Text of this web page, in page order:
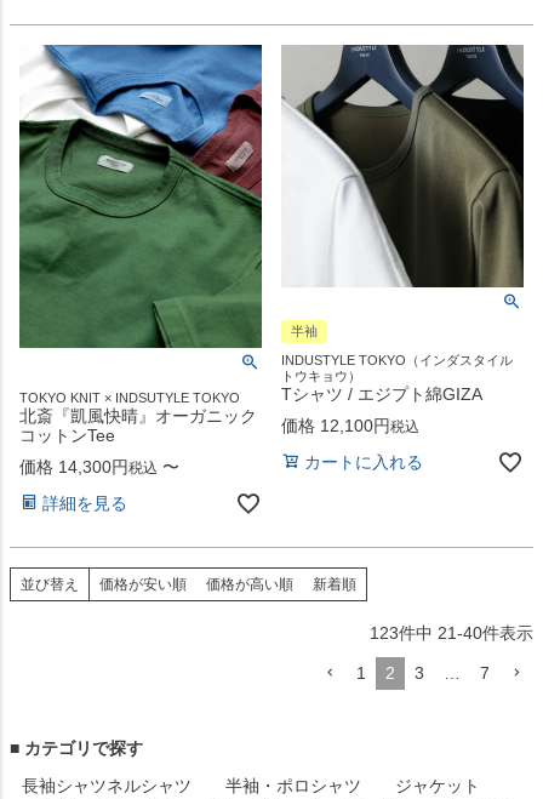
TOKYO KNIT × INDSUTYLE TOKYO
北斎『凱風快晴』オーガニック
コットンTee
価格 14,300 税込 〜
詳細を見る
半袖
INDUSTYLE TOKYO（インダスタイル
トウキョウ）
Tシャツ / エジプト綿GIZA
価格 12,100 税込
カートに入れる
並び替え 価格が安い順 価格が高い順 新着順
123件中 21-40件表示
1 2 3 7
■ カテゴリで探す
長袖シャツネルシャツ 半袖・ポロシャツ
ジャケット